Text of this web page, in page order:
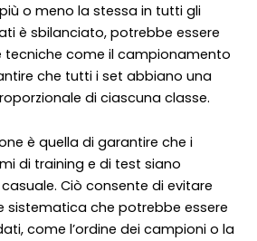
o meno la stessa in tutti gli
è sbilanciato, potrebbe essere
tecniche come il campionamento
che tutti i set abbiano una
di ciascuna classe.
è quella di garantire che i
di training e di test siano
Ciò consente di evitare
sistematica che potrebbe essere
come l’ordine dei campioni o la